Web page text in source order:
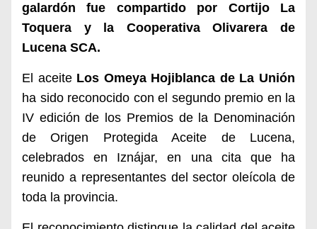
galardón fue compartido por Cortijo La
Toquera y la Cooperativa Olivarera de
Lucena SCA.
El aceite Los Omeya Hojiblanca de La Unión
ha sido reconocido con el segundo premio en la
IV edición de los Premios de la Denominación
de Origen Protegida Aceite de Lucena,
celebrados en Iznájar, en una cita que ha
reunido a representantes del sector oleícola de
toda la provincia.